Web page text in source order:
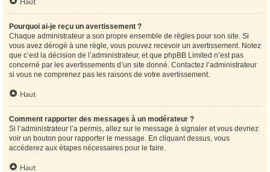
Haut
Pourquoi ai-je reçu un avertissement ?
Chaque administrateur a son propre ensemble de règles pour son site. Si
vous avez dérogé à une règle, vous pouvez recevoir un avertissement. Notez
que c’est la décision de l’administrateur, et que phpBB Limited n’est pas
concerné par les avertissements d’un site donné. Contactez l’administrateur
si vous ne comprenez pas les raisons de votre avertissement.
Haut
Comment rapporter des messages à un modérateur ?
Si l’administrateur l’a permis, allez sur le message à signaler et vous devriez
voir un bouton pour rapporter le message. En cliquant dessus, vous
accéderez aux étapes nécessaires pour le faire.
Haut